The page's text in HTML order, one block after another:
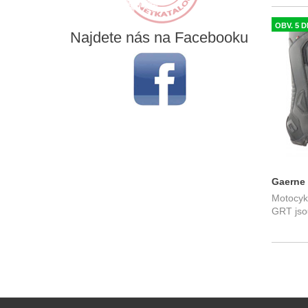
OBV. 5
boty,
GRT
Najdete nás na Facebooku